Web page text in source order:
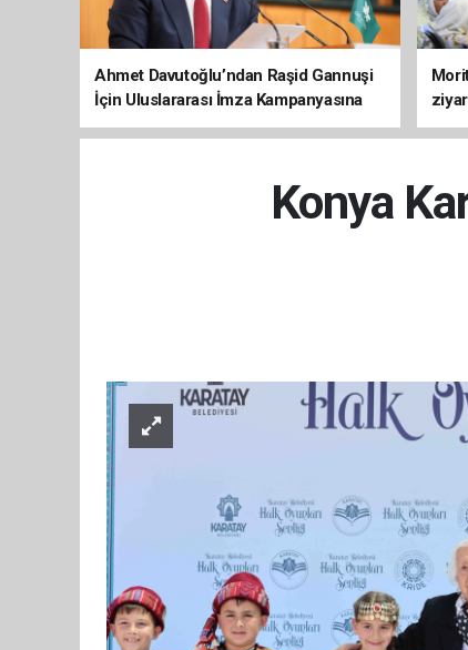
Ahmet Davutoğlu’ndan Raşid Gannuşi
İçin Uluslararası İmza Kampanyasına
Destek
Konya